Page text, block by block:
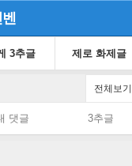
벤
3추글 제로 화제글
전체보기
댓글 3추글